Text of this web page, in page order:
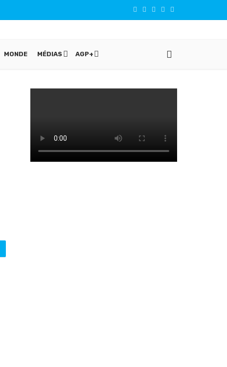
MONDE MÉDIAS AGP+